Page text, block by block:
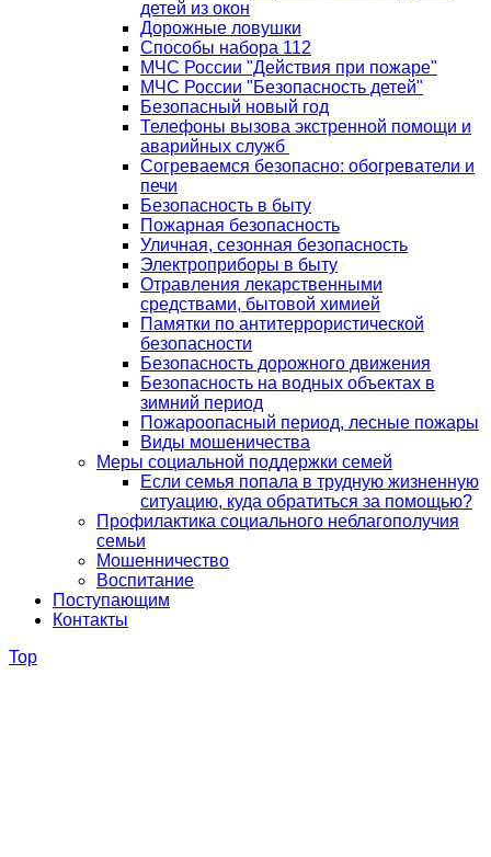
детей из окон
Дорожные ловушки
Способы набора 112
МЧС России "Действия при пожаре"
МЧС России "Безопасность детей"
Безопасный новый год
Телефоны вызова экстренной помощи и
аварийных служб
Согреваемся безопасно: обогреватели и
печи
Безопасность в быту
Пожарная безопасность
Уличная, сезонная безопасность
Электроприборы в быту
Отравления лекарственными
средствами, бытовой химией
Памятки по антитеррористической
безопасности
Безопасность дорожного движения
Безопасность на водных объектах в
зимний период
Пожароопасный период, лесные пожары
Виды мошеничества
Меры социальной поддержки семей
Если семья попала в трудную жизненную
ситуацию, куда обратиться за помощью?
Профилактика социального неблагополучия
семьи
Мошенничество
Воспитание
Поступающим
Контакты
Top